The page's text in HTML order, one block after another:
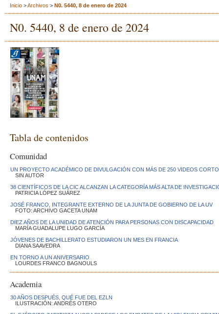
Inicio >Archivos > N0. 5440, 8 de enero de 2024
N0. 5440, 8 de enero de 2024
Tabla de contenidos
Comunidad
UN PROYECTO ACADÉMICO DE DIVULGACIÓN CON MÁS DE 250 VIDEOS
SIN AUTOR
38 CIENTÍFICOS DE LA CIC ALCANZAN LA CATEGORÍA MÁS ALTA DE
PATRICIA LÓPEZ SUÁREZ
JOSÉ FRANCO, INTEGRANTE EXTERNO DE LA JUNTA DE GOBIERNO DE LA UV
FOTO: ARCHIVO GACETA UNAM
DIEZ AÑOS DE LA UNIDAD DE ATENCIÓN PARA PERSONAS CON DISCAPACIDAD
MARÍA GUADALUPE LUGO GARCÍA
JÓVENES DE BACHILLERATO ESTUDIARON UN MES EN FRANCIA
DIANA SAAVEDRA
EN TORNO A UN ANIVERSARIO
LOURDES FRANCO BAGNOULS
Academia
30 AÑOS DESPUÉS, QUÉ FUE DEL EZLN
ILUSTRACIÓN: ANDRÉS OTERO